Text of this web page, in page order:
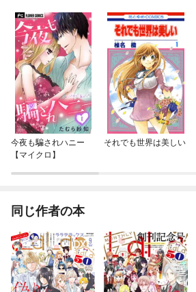
今夜も騙されハニー
【マイクロ】
それでも世界は美しい
同じ作者の本